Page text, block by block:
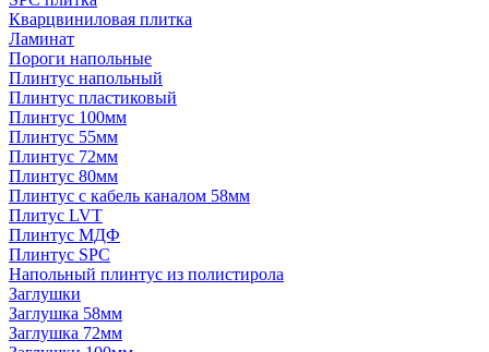
Кварцвиниловая плитка
Ламинат
Пороги напольные
Плинтус напольный
Плинтус пластиковый
Плинтус 100мм
Плинтус 55мм
Плинтус 72мм
Плинтус 80мм
Плинтус с кабель каналом 58мм
Плитус LVT
Плинтус МДФ
Плинтус SPC
Напольный плинтус из полистирола
Заглушки
Заглушка 58мм
Заглушка 72мм